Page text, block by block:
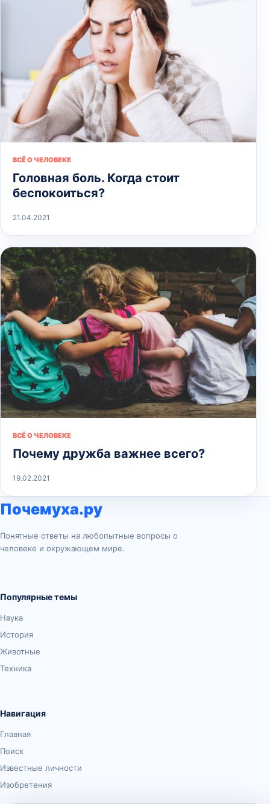
ВСЁ О ЧЕЛОВЕКЕ
Головная боль. Когда стоит
беспокоиться?
21.04.2021
ВСЁ О ЧЕЛОВЕКЕ
Почему дружба важнее всего?
19.02.2021
Почемуха.ру
Понятные ответы на любопытные вопросы о
человеке и окружающем мире.
Популярные темы
Наука
История
Животные
Техника
Навигация
Главная
Поиск
Известные личности
Изобретения